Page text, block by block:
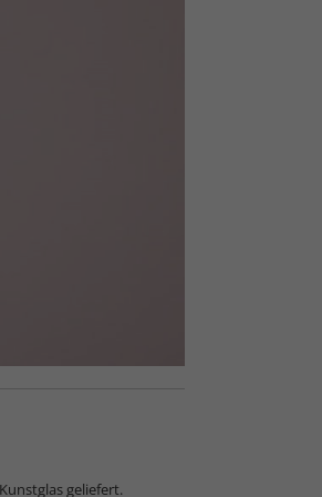
geliefert.